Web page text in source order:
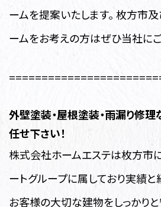
ームを提案いたします。 枚方市
ームをお考えの方はぜひ当社にご
外壁塗装・屋根塗装・雨漏り修
任せ下さい！
株式会社ホームエステは枚方市
ートグループに属しており実績と
お客様の大切な建物をしっかり